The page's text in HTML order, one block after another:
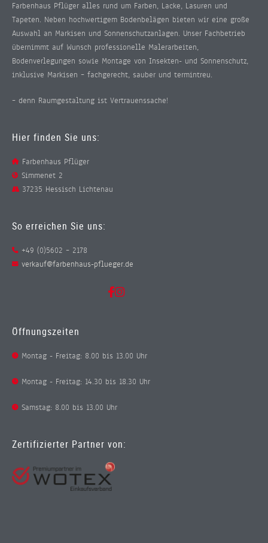
Farbenhaus Pflüger alles rund um Farben, Lacke, Lasuren und
Tapeten. Neben hochwertigem Bodenbelägen bieten wir eine große
Auswahl an Markisen und Sonnenschutzanlagen. Unser Fachbetrieb
übernimmt auf Wunsch professionelle Malerarbeiten,
Bodenverlegungen sowie Montage von Insekten- und Sonnenschutz,
inklusive Markisen – fachgerecht, sauber und termintreu.
– denn Raumgestaltung ist Vertrauenssache!
Hier finden Sie uns:
Farbenhaus Pflüger
Simmenet 2
37235 Hessisch Lichtenau
So erreichen Sie uns:
+49 (0)5602 – 2178
verkauf@farbenhaus-pflueger.de
Öffnungszeiten
Montag - Freitag: 8.00 bis 13.00 Uhr
Montag - Freitag: 14.30 bis 18.30 Uhr
Samstag: 8.00 bis 13.00 Uhr
Zertifizierter Partner von: